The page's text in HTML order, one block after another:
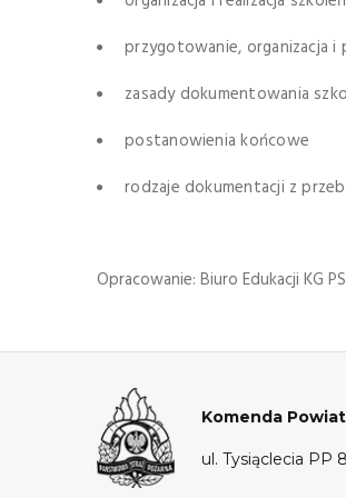
przygotowanie, organizacja i
zasady dokumentowania
postanowienia końcowe
rodzaje dokumentacji z
Opracowanie: Biuro Edukacji KG
Komenda
ul. Tysiąclecia PP